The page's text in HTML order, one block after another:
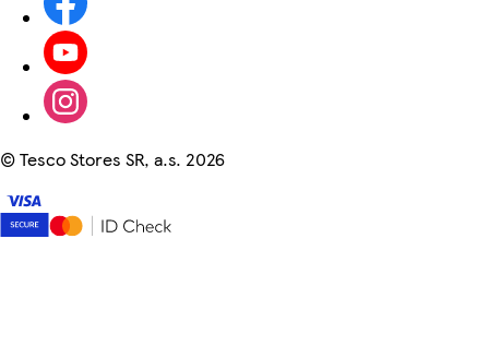
©Tesco Stores SR, a.s. 2026